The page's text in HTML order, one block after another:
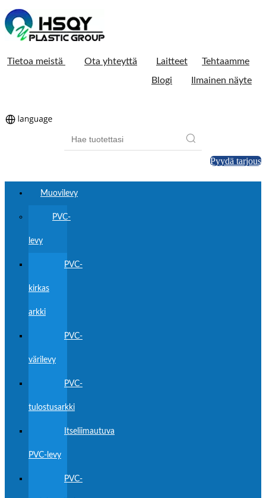
Tietoa meistä Ota yhteyttä Laitteet
Tehtaamme
Blogi
Ilmainen näyte
Pyydä tarjous
Muovilevy
PVC-
levy
PVC-
kirkas
arkki
PVC-
värilevy
PVC-
tulostusarkki
Itseliimautuva
PVC-levy
PVC-